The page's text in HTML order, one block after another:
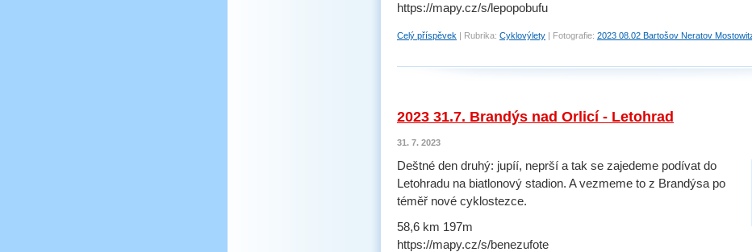
https://mapy.cz/s/lepopobufu
Celý příspěvek | Rubrika: Cyklovýlety | Fotografie: 2023 08.02 Bartošov Neratov
2023 31.7. Brandýs nad Orlicí - Letohrad
31. 7. 2023
Deštné den druhý: jupíí, neprší a tak se zajedeme podívat do
Letohradu na biatlonový stadion. A vezmeme to z Brandýsa po
téměř nové cyklostezce.
58,6 km 197m
https://mapy.cz/s/benezufote